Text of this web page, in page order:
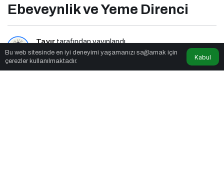
Ebeveynlik ve Yeme Direnci
Tavırtarafından yayınlandı
5dk, 39sn
Bu web sitesinde en iyi deneyimi yaşamanızı sağlamak için
çerezler kullanılmaktadır.
Kabul